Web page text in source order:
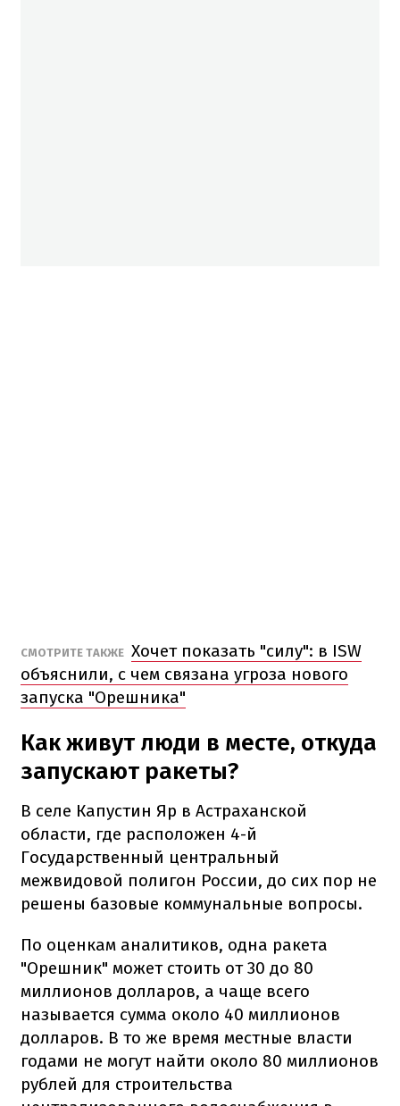
СМОТРИТЕ ТАКЖЕ Хочет показать "силу": в ISW
объяснили, с чем связана угроза нового
запуска "Орешника"
Как живут люди в месте, откуда
запускают ракеты?
В селе Капустин Яр в Астраханской
области, где расположен 4-й
Государственный центральный
межвидовой полигон России, до сих пор не
решены базовые коммунальные вопросы.
По оценкам аналитиков, одна ракета
"Орешник" может стоить от 30 до 80
миллионов долларов, а чаще всего
называется сумма около 40 миллионов
долларов. В то же время местные власти
годами не могут найти около 80 миллионов
рублей для строительства